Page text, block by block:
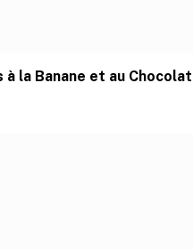
la Banane et au Chocolat